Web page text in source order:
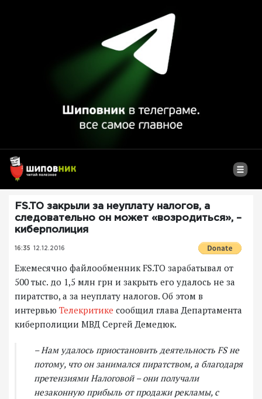
FS.TO закрыли за неуплату налогов, а
следовательно он может «возродиться», –
киберполиция
16:35 12.12.2016
Ежемесячно файлообменник FS.TO зарабатывал от
500 тыс. до 1,5 млн грн и закрыть его удалось не за
пиратство, а за неуплату налогов. Об этом в
интервью Телекритике сообщил глава Департамента
киберполиции МВД Сергей Демедюк.
– Нам удалось приостановить деятельность FS не
потому, что он занимался пиратством, а благодаря
претензиями Налоговой – они получали
незаконную прибыль от продажи рекламы, с